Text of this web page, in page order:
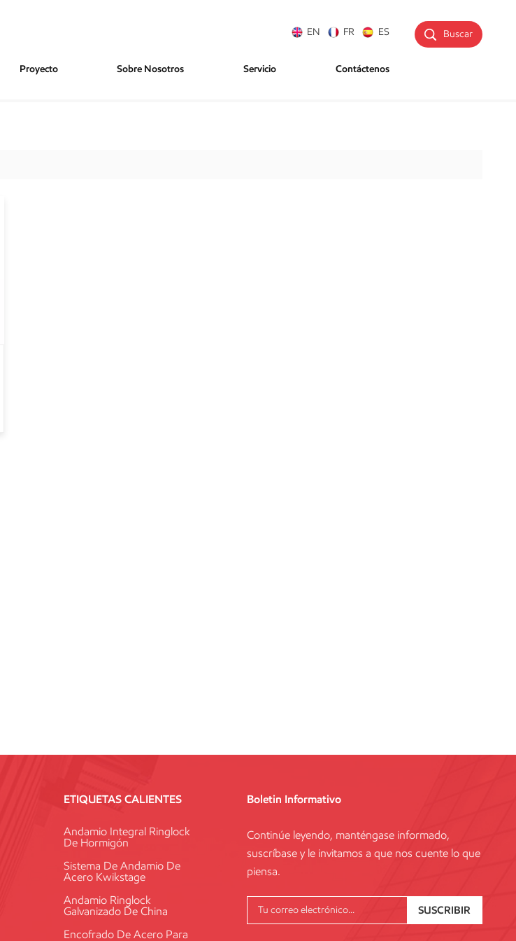
Buscar
EN FR ES
Proyecto Sobre Nosotros Servicio Contáctenos
ETIQUETAS CALIENTES
Andamio Integral Ringlock
De Hormigón
Sistema De Andamio De
Acero Kwikstage
Andamio Ringlock
Galvanizado De China
Encofrado De Acero Para
Boletin Informativo
Continúe leyendo, manténgase informado,
suscríbase y le invitamos a que nos cuente lo que
piensa.
SUSCRIBIR